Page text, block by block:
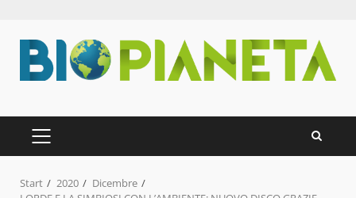
Inhalt
springen
PRIMÄRES
MENÜ
Start 2020
Dicembre